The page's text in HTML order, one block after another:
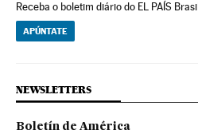
Receba o boletim diário do EL PAÍS Brasil
APÚNTATE
NEWSLETTERS
Boletín de América